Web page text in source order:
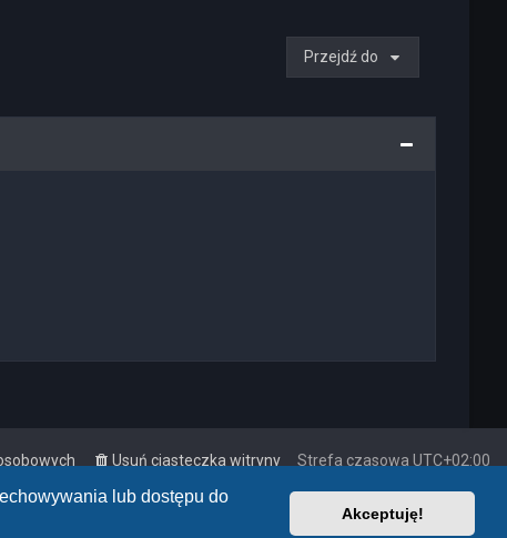
lub dostępu do
Akceptuję!
Przejdź do
Strefa czasowa UTC+02:00
Usuń ciasteczka witryny